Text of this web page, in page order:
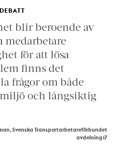
DEBATT
blir beroende av
medarbetare
för att lösa
finns det
frågor om både
och långsiktig
Svenska Transportarbetareförbundet
avdelning 17